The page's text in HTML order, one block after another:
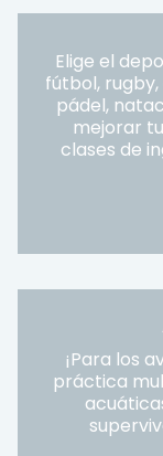
Elige el
fútbol,
pádel,
mejorar
clases de
¡Para los
práctica